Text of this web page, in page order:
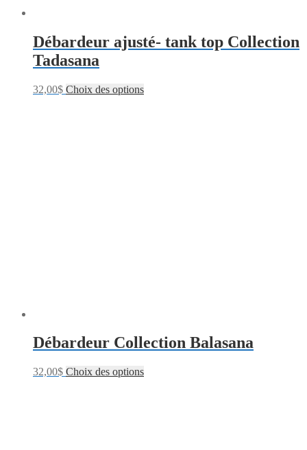
Débardeur ajusté- tank top Collection
Tadasana
32,00$ Choix des options
Débardeur Collection Balasana
32,00$ Choix des options